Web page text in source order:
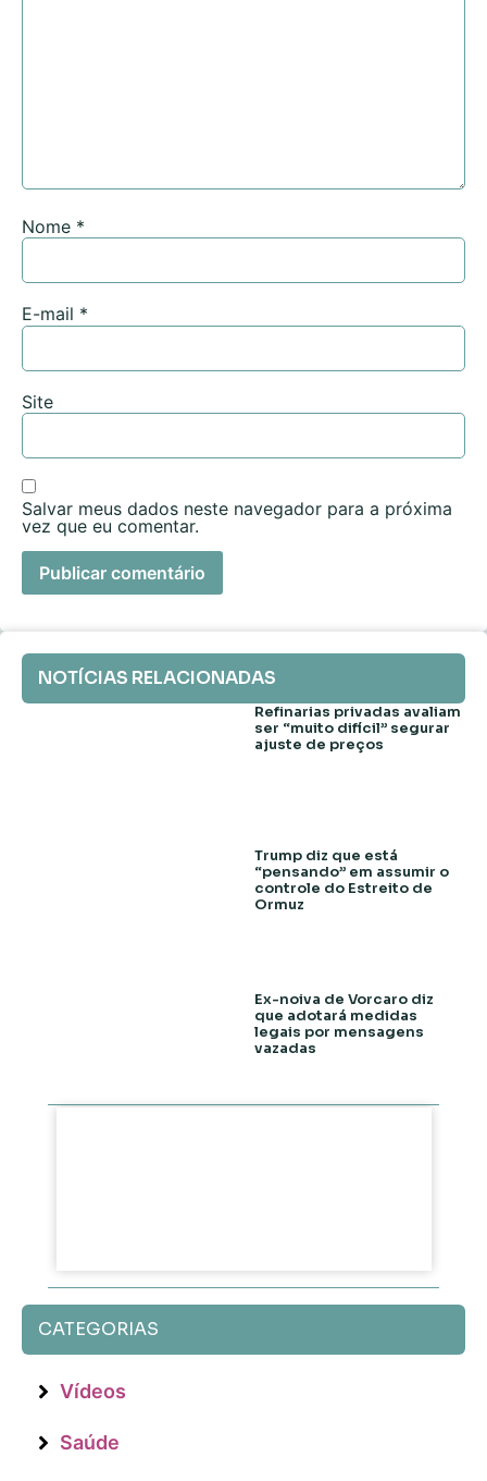
Nome *
E-mail *
Site
Salvar meus dados neste navegador para a próxima
vez que eu comentar.
NOTÍCIAS RELACIONADAS
Refinarias privadas avaliam
ser “muito difícil” segurar
ajuste de preços
Trump diz que está
“pensando” em assumir o
controle do Estreito de
Ormuz
Ex-noiva de Vorcaro diz
que adotará medidas
legais por mensagens
vazadas
CATEGORIAS
Vídeos
Saúde